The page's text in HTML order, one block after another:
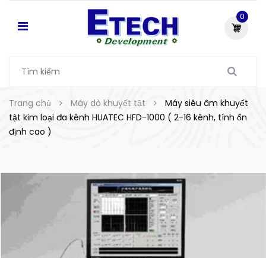
0
Trang chủ Máy dò khuyết tật
Máy siêu âm khuyết
tật kim loại đa kênh HUATEC HFD-1000 ( 2-16 kênh, tính ổn
định cao )